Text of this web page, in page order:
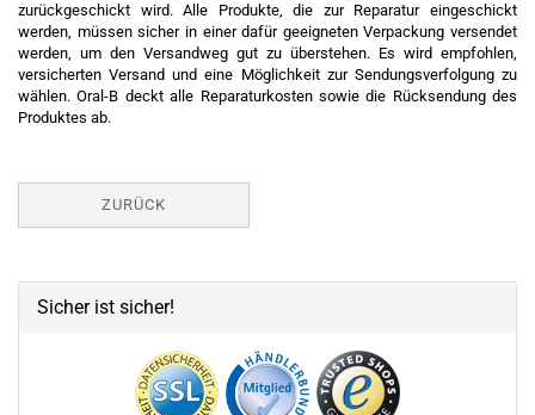
zurückgeschickt wird. Alle Produkte, die zur Reparatur eingeschickt
werden, müssen sicher in einer dafür geeigneten Verpackung versendet
werden, um den Versandweg gut zu überstehen. Es wird empfohlen,
versicherten Versand und eine Möglichkeit zur Sendungsverfolgung zu
wählen. Oral-B deckt alle Reparaturkosten sowie die Rücksendung des
Produktes ab.
ZURÜCK
Sicher ist sicher!